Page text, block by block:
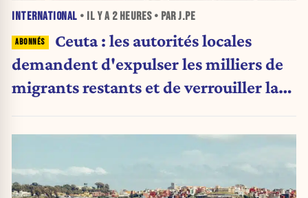
INTERNATIONAL • IL Y A 2 HEURES• PAR J.PE
Ceuta : les autorités locales
demandent d'expulser les milliers de
migrants restants et de verrouiller la